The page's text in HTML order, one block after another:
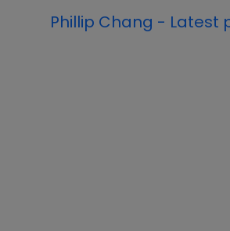
Phillip Chang - Latest